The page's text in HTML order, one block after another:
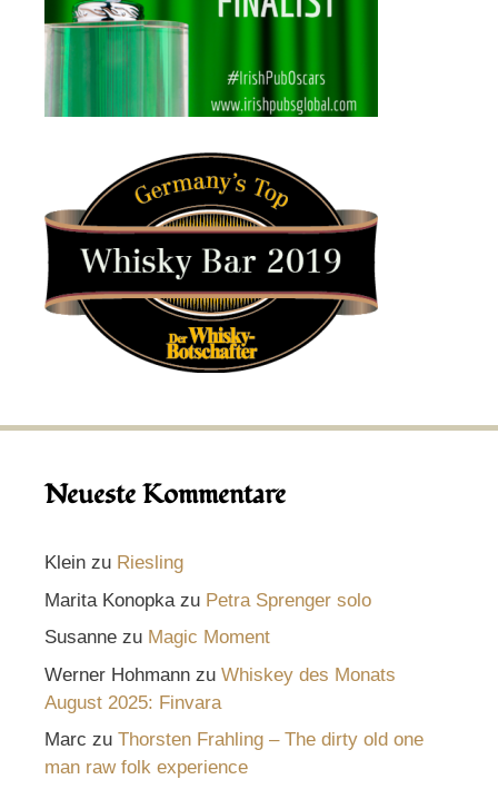
Neueste Kommentare
Klein zu Riesling
Marita Konopka zu Petra Sprenger solo
Susanne zu Magic Moment
Werner Hohmann zu Whiskey des Monats
August 2025: Finvara
Marc zu Thorsten Frahling – The dirty old one
man raw folk experience